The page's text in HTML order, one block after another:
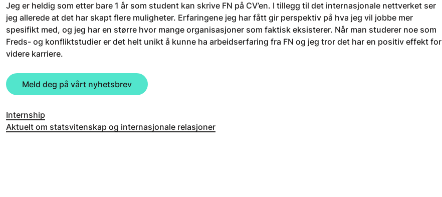
Jeg er heldig som etter bare 1 år som student kan skrive FN på CV’en. I tillegg til det internasjonale nettverket ser
jeg allerede at det har skapt flere muligheter. Erfaringene jeg har fått gir perspektiv på hva jeg vil jobbe mer
spesifikt med, og jeg har en større hvor mange organisasjoner som faktisk eksisterer. Når man studerer noe som
Freds- og konfliktstudier er det helt unikt å kunne ha arbeidserfaring fra FN og jeg tror det har en positiv effekt for
videre karriere.
Meld deg på vårt nyhetsbrev
Internship
Aktuelt om statsvitenskap og internasjonale relasjoner